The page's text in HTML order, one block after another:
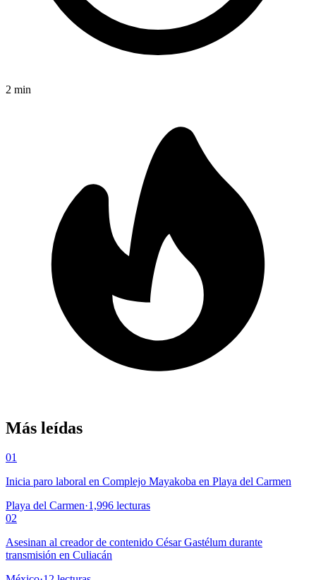
2 min
Más leídas
01
Inicia paro laboral en Complejo Mayakoba en Playa del Carmen
Playa del Carmen·1,996 lecturas
02
Asesinan al creador de contenido César Gastélum durante
transmisión en Culiacán